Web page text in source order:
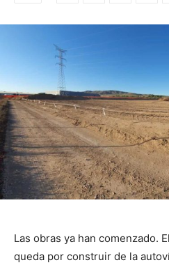
Las obras ya han comenzado.
queda por construir de la